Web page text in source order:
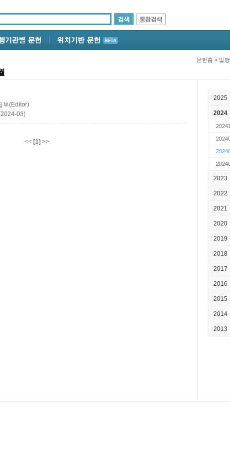
문헌홈 > 발
부(Editor)
03)
<< [1] >>
2025
2024
2023
2022
2021
2020
2019
2018
2017
2016
2015
2014
2013